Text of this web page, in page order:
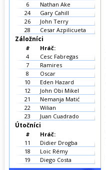
6
Nathan Ake
24
Gary Cahill
26
John Terry
28
Cesar Azpilicueta
Záložníci
#
Hráč:
4
Cesc Fabregas
7
Ramires
8
Oscar
10
Eden Hazard
12
John Obi Mikel
21
Nemanja Matić
22
Wilian
23
Juan Cuadrado
Útočníci
#
Hráč:
11
Didier Drogba
18
Loic Rémy
19
Diego Costa